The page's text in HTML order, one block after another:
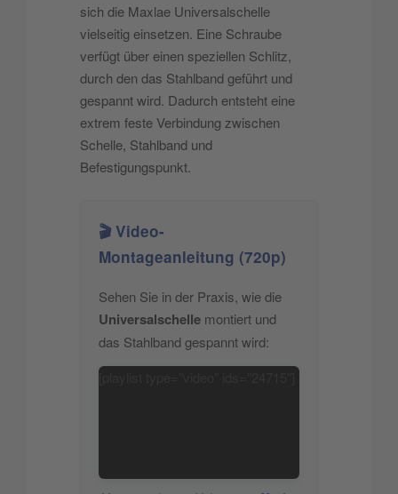
sich die Maxlae Universalschelle
vielseitig einsetzen. Eine Schraube
verfügt über einen speziellen Schlitz,
durch den das Stahlband geführt und
gespannt wird. Dadurch entsteht eine
extrem feste Verbindung zwischen
Schelle, Stahlband und
Befestigungspunkt.
🎬 Video-
Montageanleitung (720p)
Sehen Sie in der Praxis, wie die
Universalschelle montiert und
das Stahlband gespannt wird: